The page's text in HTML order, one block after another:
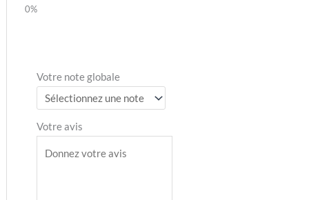
Votre note globale
Votre avis